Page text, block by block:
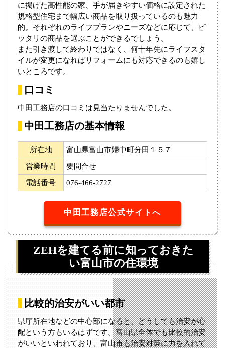
に掲げた高性能の家、手が届きやすい価格に設定された
規格型住宅まで幅広い商品を取り扱っているのも魅力
的。それぞれのライフプランやニーズなどに応じて、ピ
ッタリの商品を選ぶことができるでしょう。
また引き渡して終わりではなく、何十年先にライフスタ
イルが変更になればリフォームにも対応できるのも嬉し
いところです。
口コミ
中田工務店の口コミは見当たりませんでした。
中田工務店の基本情報
所在地 富山県富山市婦中町分田１５７
営業時間 要問合せ
電話番号 076-466-2727
中田工務店公式サイトへ
ZEHを建てる前に知っておきた
い富山市の住環境
比較的治安がいい都市
県庁所在地などの中心部になると、どうしても治安が心
配という方もいるはずです。富山県全体でも比較的治安
がいいといわれており、富山市も治安対策に力を入れて